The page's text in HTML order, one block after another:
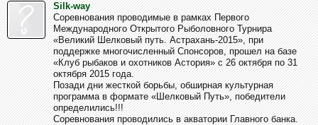
Silk-way
Соревнования проводимые в рамках Первого
Международного Открытого Рыболовного Турнира
«Великий Шелковый путь. Астрахань-2015», при
поддержке многочисленный Спонсоров, прошел на базе
«Клуб рыбаков и охотников Астория» с 26 октября по 31
октября 2015 года.
Позади дни жесткой борьбы, обширная культурная
программа в формате «Шелковый Путь», победители
определились!!!
Соревнования проводились в акватории Главного банка.